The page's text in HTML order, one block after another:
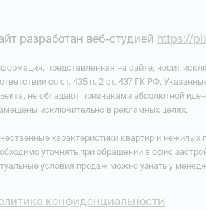
разработан веб-студией https://
представленная на сайте, носит
со ст. 435 п. 2 ст. 437 ГК РФ.
не обладают признаками абсолютной
исключительно в рекламных целях.
характеристики квартир и
уточнять при обращении в офис
условия продаж можно узнать у
конфиденциальности